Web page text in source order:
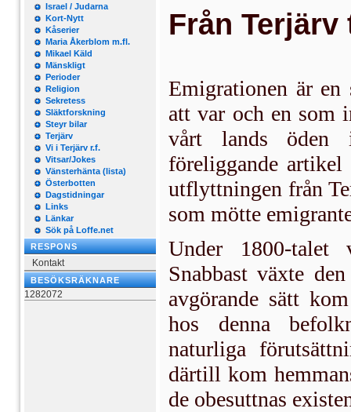
Israel / Judarna
Kort-Nytt
Kåserier
Maria Åkerblom m.fl.
Mikael Käld
Mänskligt
Perioder
Religion
Sekretess
Släktforskning
Steyr bilar
Terjärv
Vi i Terjärv r.f.
Vitsar/Jokes
Vänsterhänta (lista)
Österbotten
Dagstidningar
Links
Länkar
Sök på Loffe.net
RESPONS
Kontakt
BESÖKSRÄKNARE
1282072
Från
Emigrationen är
att var och en som
vårt lands öden
föreliggande
utflyttningen från
som mötte
Under 1800-talet
Snabbast växte
avgörande sätt
hos denna
naturliga
därtill kom
de obesuttnas